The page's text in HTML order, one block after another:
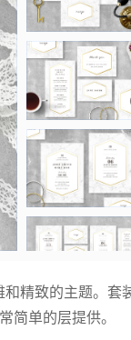
精致的主题。套
简单的层提供。